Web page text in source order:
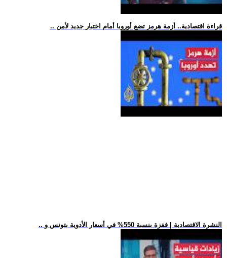
.. قراءة اقتصادية.. أزمة هرمز تضع أوروبا أمام اختبار جديد لأمن
.. النشرة الاقتصادية | قفزة بنسبة 550% في أسعار الأدوية بتونس و